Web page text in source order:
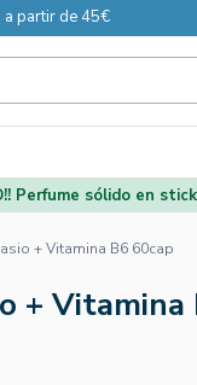
a partir de 45€
Perfume sólido en stick
+ Vitamina B6 60cap
+ Vitamina